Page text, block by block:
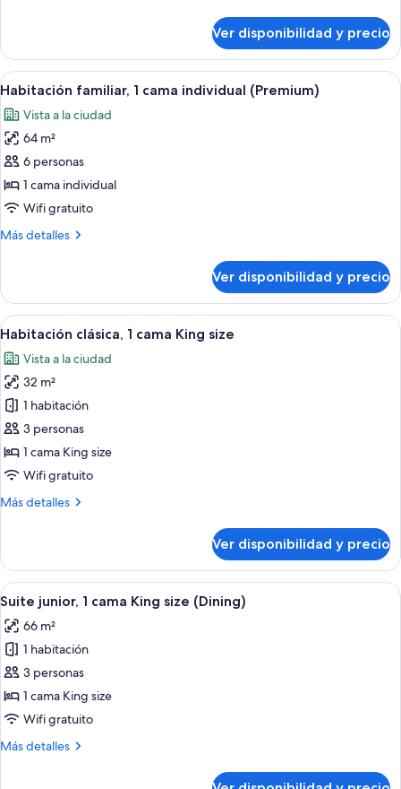
2
habitaciones
(Imperial)
Ver disponibilidad y precio
Ver
todas
las
fotos
de
Habitación
familiar,
cama
Habitación de hotel con una cama
3
Habitación familiar, 1 cama individual (Premium)
Vista a la ciudad
64 m²
6 personas
1 cama individual
Wifi gratuito
Más detalles
Más
familiar,
cama
(Premium)
Ver disponibilidad y precio
Ver
todas
las
fotos
de
Habitación
clásica,
1
King
Habitación de hotel con una cama
8
Habitación clásica, 1 cama King size
Vista a la ciudad
32 m²
1 habitación
3 personas
1 cama King size
Wifi gratuito
Más detalles
Más
clásica,
cama
size
Ver disponibilidad y precio
Ver
todas
las
fotos
de
Suite
junior,
cama
Un baño moderno con un espejo
5
Suite junior, 1 cama King size (Dining)
66 m²
1 habitación
3 personas
1 cama King size
Wifi gratuito
Más detalles
Más